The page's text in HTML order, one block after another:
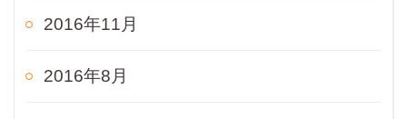
2016年11月
2016年8月